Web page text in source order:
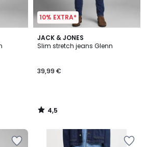
10% EXTRA*
JACK & JONES
Slim stretch jeans Glenn
39,99 €
4,5
/ 5
4,5
/